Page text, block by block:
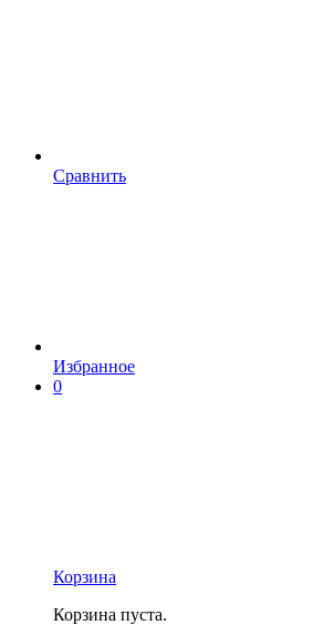
Сравнить
Избранное
0
Корзина
Корзина пуста.